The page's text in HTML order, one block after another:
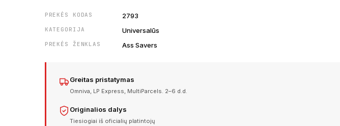
PREKĖS KODAS 2793
KATEGORIJA Universalūs
PREKĖS ŽENKLAS Ass Savers
Greitas pristatymas
Omniva, LP Express, MultiParcels. 2–6 d.d.
Originalios dalys
Tiesiogiai iš oficialių platintojų